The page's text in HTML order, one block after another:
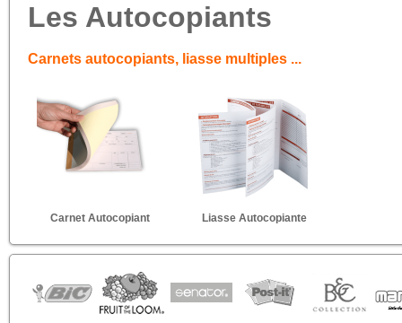
Les Autocopiants
Carnets autocopiants, liasse multiples ...
Carnet Autocopiant Liasse Autocopiante